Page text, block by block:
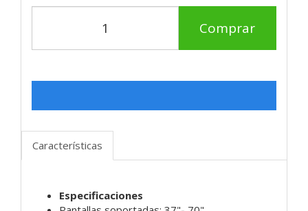
Comprar
Características
Especificaciones